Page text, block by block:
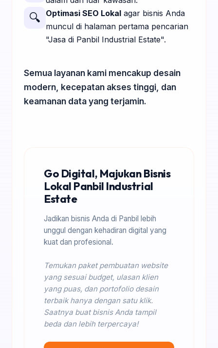
🔍 Optimasi SEO Lokal agar bisnis Anda
muncul di halaman pertama pencarian
"Jasa di Panbil Industrial Estate".
Semua layanan kami mencakup desain
modern, kecepatan akses tinggi, dan
keamanan data yang terjamin.
Go Digital, Majukan Bisnis
Lokal Panbil Industrial
Estate
Jadikan bisnis Anda di Panbil lebih
unggul dengan kehadiran digital yang
kuat dan profesional.
Temukan paket pembuatan website
yang sesuai budget, ulasan klien
yang puas, dan portofolio desain
terbaik hanya dengan satu klik.
Saatnya buat bisnis Anda tampil
beda dan lebih terpercaya!